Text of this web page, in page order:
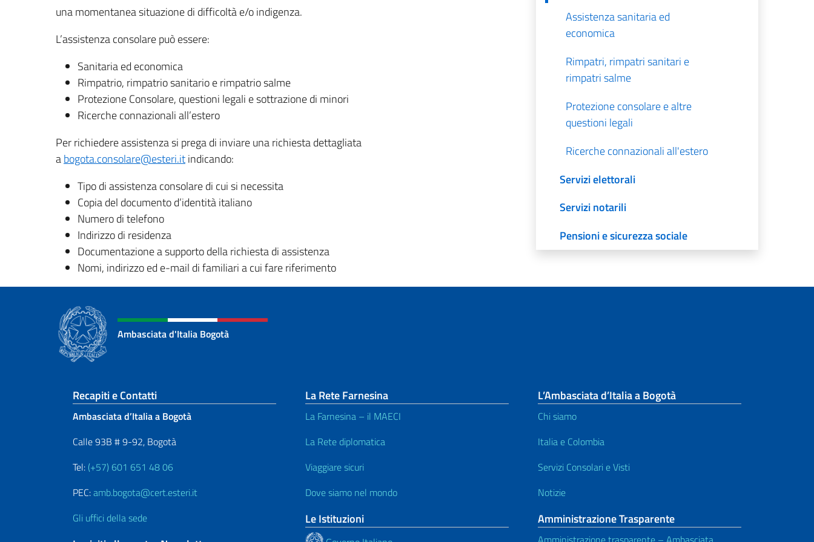
una momentanea situazione di difficoltà e/o indigenza.
L’assistenza consolare può essere:
Sanitaria ed economica
Rimpatrio, rimpatrio sanitario e rimpatrio salme
Protezione Consolare, questioni legali e sottrazione di minori
Ricerche connazionali all’estero
Per richiedere assistenza si prega di inviare una richiesta dettagliata
abogota.consolare@esteri.itindicando:
Tipo di assistenza consolare di cui si necessita
Copia del documento d’identità italiano
Numero di telefono
Indirizzo di residenza
Documentazione a supporto della richiesta di assistenza
Nomi, indirizzo ed e-mail di familiari a cui fare riferimento
Assistenza sanitaria ed
economica
Rimpatri, rimpatri sanitari e
rimpatri salme
Protezione consolare e altre
questioni legali
Ricerche connazionali all'estero
Servizi elettorali
Servizi notarili
Pensioni e sicurezza sociale
Ambasciata d'Italia Bogotà
Sezione footer
Recapiti e Contatti
Ambasciata d’Italia a Bogotà
Calle 93B # 9-92, Bogotà
Tel: (+57) 601 651 48 06
PEC:amb.bogota@cert.esteri.it
Gli uffici della sede
La Rete Farnesina
La Farnesina – il MAECI
La Rete diplomatica
Viaggiare sicuri
Dove siamo nel mondo
Le Istituzioni
L’Ambasciata d’Italia a Bogotà
Chi siamo
Italia e Colombia
Servizi Consolari e Visti
Notizie
Amministrazione Trasparente